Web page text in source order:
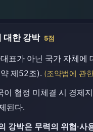
대한 강박 5점
표가 아닌 국가 자체에
제52조). (조약법에 관
이 협정 미체결 시 경제
된다.
강박은 무력의 위협·사